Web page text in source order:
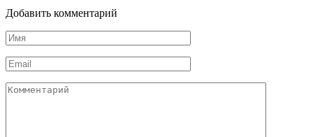
Добавить комментарий
Имя
*
Email
*
Комментарий